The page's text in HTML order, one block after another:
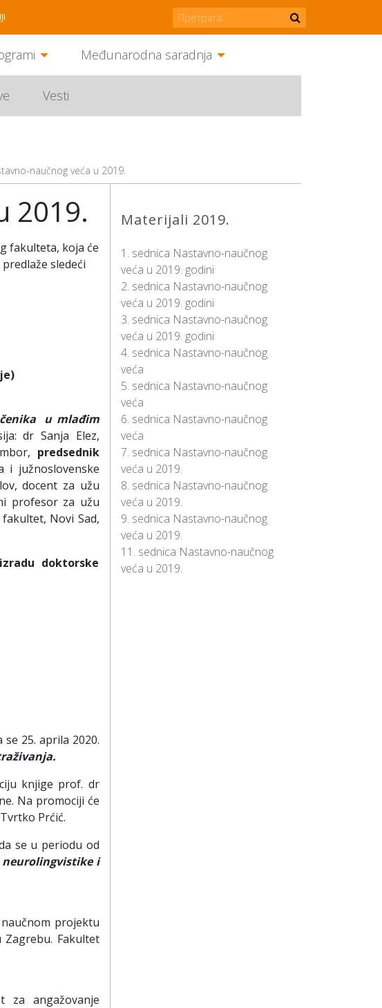
Međunarodna saradnja
Vesti
naučnog veća u 2019.
Materijali 2019.
1. sednica Nastavno-naučnog
veća u 2019. godini
2. sednica Nastavno-naučnog
veća u 2019. godini
3. sednica Nastavno-naučnog
veća u 2019. godini
4. sednica Nastavno-naučnog
veća
5. sednica Nastavno-naučnog
veća
6. sednica Nastavno-naučnog
veća
7. sednica Nastavno-naučnog
veća u 2019.
8. sednica Nastavno-naučnog
veća u 2019.
9. sednica Nastavno-naučnog
veća u 2019.
11. sednica Nastavno-naučnog
veća u 2019.
2019.
fakulteta, koja će
sledeći
u mlađim
dr Sanja Elez,
predsednik
i južnoslovenske
docent za užu
profesor za užu
Novi Sad,
doktorske
25. aprila 2020.
knjige prof. dr
Na promociji će
Prćić.
se u periodu od
i
projektu
Fakultet
za angažovanje